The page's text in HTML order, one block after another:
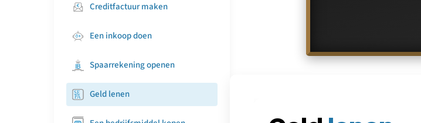
Creditfactuur maken
Een inkoop doen
Spaarrekening openen
Geld lenen